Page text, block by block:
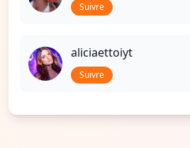
Suivre
aliciaettoiyt
Suivre